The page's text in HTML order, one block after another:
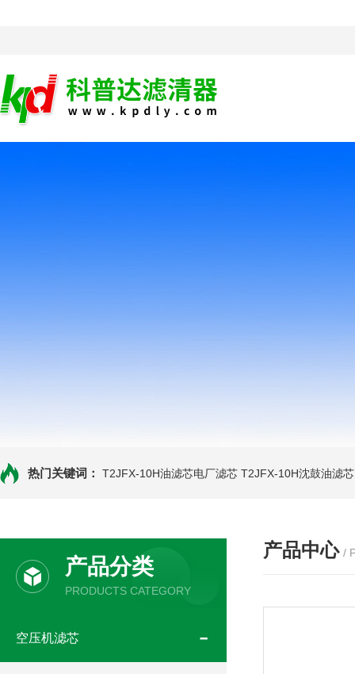
热门关键词： T2JFX-10H油滤芯电厂滤芯 T2JFX-10H沈鼓油滤芯
产品分类
PRODUCTS CATEGORY
空压机滤芯
产品中心 /